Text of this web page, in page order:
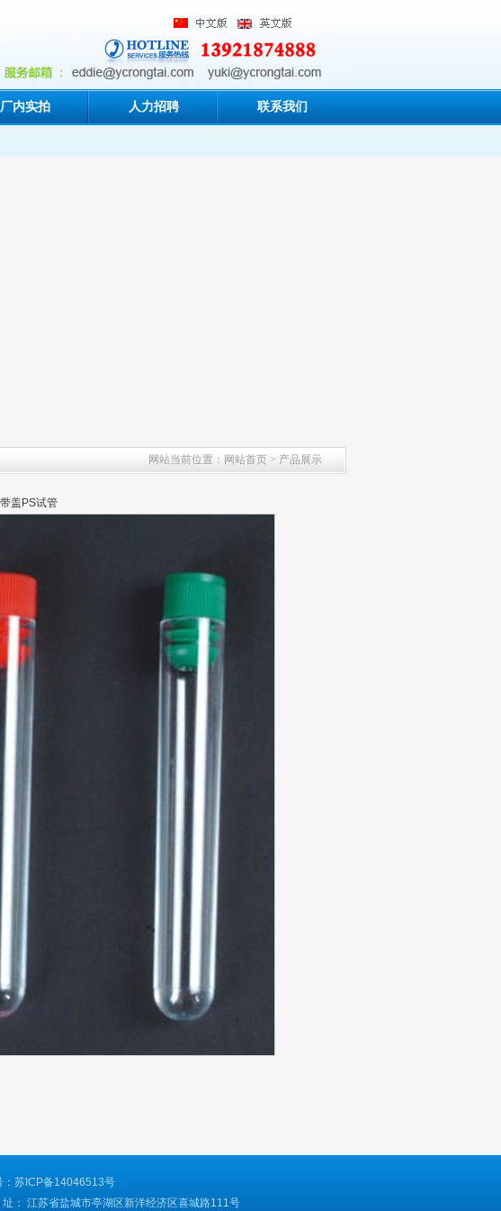
厂内实拍 人力招聘 联系我们
网站当前位置：网站首页 > 产品展示
盖PS试管
苏ICP备14046513号
： 江苏省盐城市亭湖区新洋经济区喜城路111号